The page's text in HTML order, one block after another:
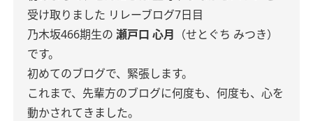
受け取りました リレーブログ7日目
乃木坂466期生の 瀬戸口 心月 （せとぐち みつき）
です。
初めてのブログで、緊張します。
これまで、先輩方のブログに何度も、何度も、心を
動かされてきました。